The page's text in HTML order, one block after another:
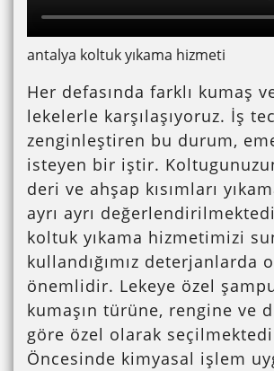
antalya koltuk yıkama hizmeti
Her defasında farklı kumaş
lekelerle karşılaşıyoruz. İş
zenginleştiren bu durum,
isteyen bir iştir.
deri ve ahşap kısımları
ayrı ayrı
koltuk yıkama hizmetimizi
kullandığımız deterjanlarda
önemlidir. Lekeye özel
kumaşın türüne, rengine ve
göre özel olarak
Öncesinde kimyasal işlem